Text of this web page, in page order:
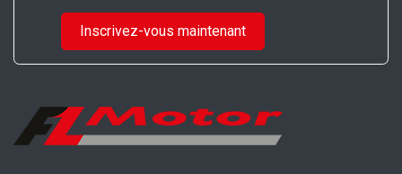
Inscrivez-vous maintenant